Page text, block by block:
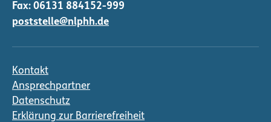
Fax: 06131 884152-999
poststelle@nlphh.de
Kontakt
Ansprechpartner
Datenschutz
Erklärung zur Barrierefreiheit